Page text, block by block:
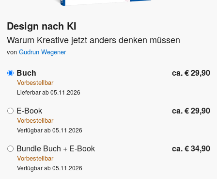
Design nach KI
Warum Kreative jetzt anders denken müssen
von Gudrun Wegener
Buch ca. € 29,90
Vorbestellbar
Lieferbar ab 05.11.2026
E-Book ca. € 29,90
Vorbestellbar
Verfügbar ab 05.11.2026
Bundle Buch + E-Book ca. € 34,90
Vorbestellbar
Verfügbar ab 05.11.2026